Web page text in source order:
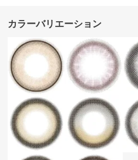
カラーバリエーション